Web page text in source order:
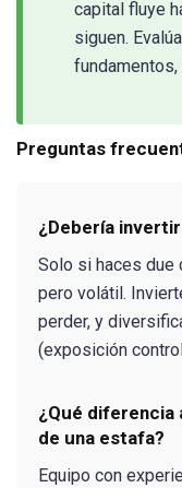
capital fluye
siguen.
fundamentos,
Preguntas
¿Debería
Solo si haces due
pero volátil.
perder, y
(exposición
¿Qué
de una estafa?
Equipo con